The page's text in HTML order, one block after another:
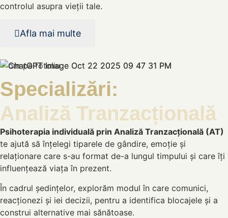
controlul asupra vieții tale.
Afla mai multe
Specializări:
Analiză Tranzacțională
Psihoterapia individuală prin Analiză Tranzacțională (AT)
te ajută să înțelegi tiparele de gândire, emoție și
relaționare care s-au format de-a lungul timpului și care îți
influențează viața în prezent.
În cadrul ședințelor, explorăm modul în care comunici,
reacționezi și iei decizii, pentru a identifica blocajele și a
construi alternative mai sănătoase.